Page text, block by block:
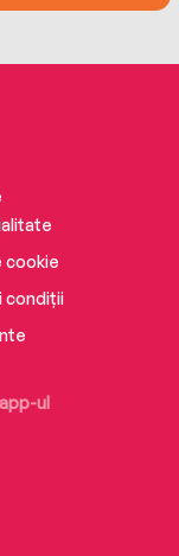
ul
cookie
condiții